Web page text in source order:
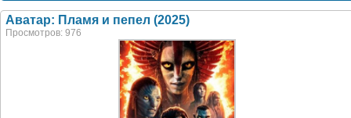
Аватар: Пламя и пепел (2025)
Просмотров: 976